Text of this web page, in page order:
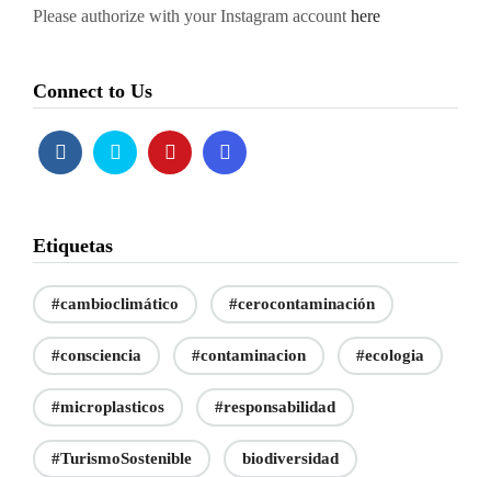
Please authorize with your Instagram account here
Connect to Us
Etiquetas
#cambioclimático #cerocontaminación
#consciencia #contaminacion #ecologia
#microplasticos #responsabilidad
#TurismoSostenible biodiversidad